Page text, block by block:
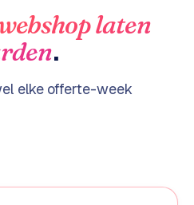
laten
.
elke offerte-week